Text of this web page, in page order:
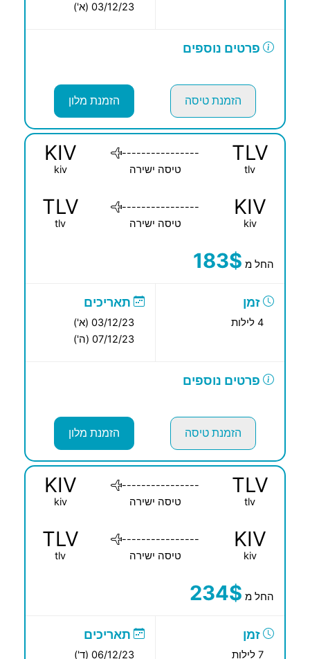
03/12/23 (א')
פרטים נוספים
הזמנת טיסה הזמנת מלון
TLV
tlv
----------------
טיסה ישירה
KIV
kiv
KIV
kiv
----------------
טיסה ישירה
TLV
tlv
החל מ 183$
זמן
4 לילות
תאריכים
03/12/23 (א')
07/12/23 (ה')
פרטים נוספים
הזמנת טיסה הזמנת מלון
TLV
tlv
----------------
טיסה ישירה
KIV
kiv
KIV
kiv
----------------
טיסה ישירה
TLV
tlv
החל מ 234$
זמן
7 לילות
תאריכים
06/12/23 (ד')